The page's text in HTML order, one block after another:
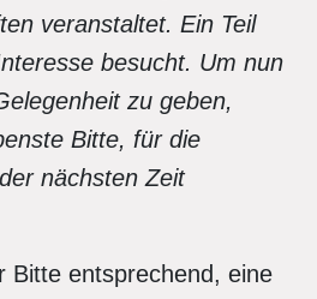
veranstaltet. Ein Teil
besucht. Um nun
zu geben,
Bitte, für die
nächsten Zeit
Bitte entsprechend, eine